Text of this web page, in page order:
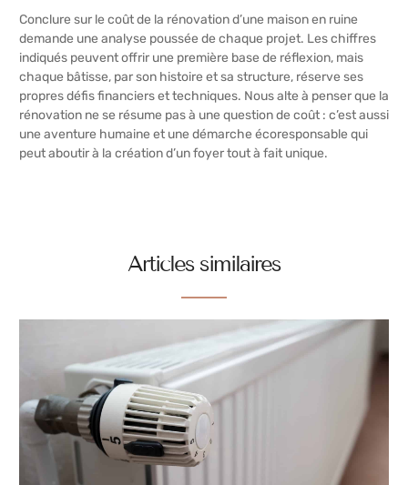
Conclure sur le coût de la rénovation d’une maison en ruine
demande une analyse poussée de chaque projet. Les chiffres
indiqués peuvent offrir une première base de réflexion, mais
chaque bâtisse, par son histoire et sa structure, réserve ses
propres défis financiers et techniques. Nous alte à penser que la
rénovation ne se résume pas à une question de coût : c’est aussi
une aventure humaine et une démarche écoresponsable qui
peut aboutir à la création d’un foyer tout à fait unique.
Articles similaires